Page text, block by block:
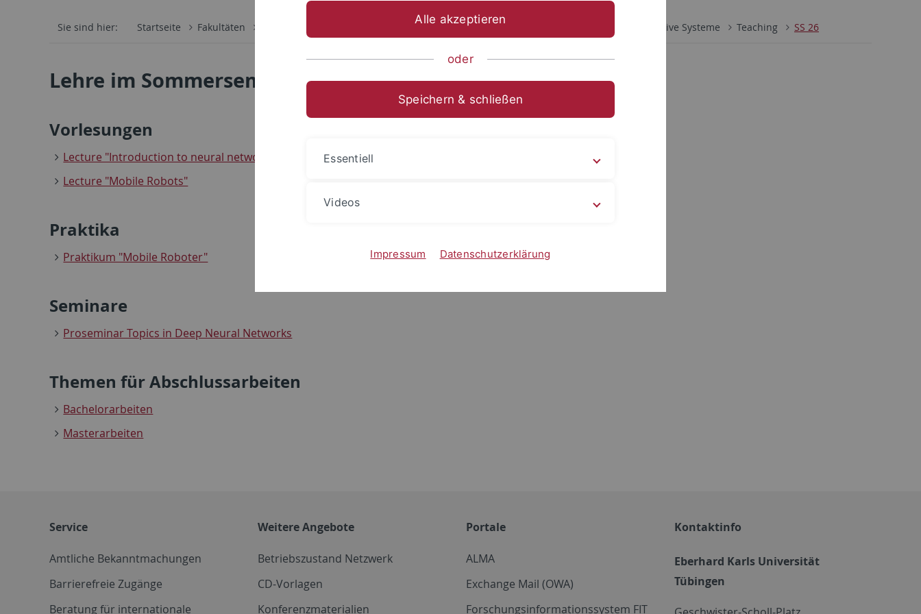
Sie sind hier: Startseite Fakultäten Mathematisch-Naturwissenschaftliche Fakultät Fachbereiche Kognitive Systeme Teaching SS 26
Lehre im Sommersemester 2026
Vorlesungen
Lecture "Introduction to neural networks"
Lecture "Mobile Robots"
Praktika
Praktikum "Mobile Roboter"
Seminare
Proseminar Topics in Deep Neural Networks
Themen für Abschlussarbeiten
Bachelorarbeiten
Masterarbeiten
Service
Amtliche Bekanntmachungen
Barrierefreie Zugänge
Beratung für internationale
Weitere Angebote
Betriebszustand Netzwerk
CD-Vorlagen
Konferenzmaterialien
Portale
ALMA
Exchange Mail (OWA)
Forschungsinformationssystem FIT
Kontaktinfo
Eberhard Karls Universität
Tübingen
Alle akzeptieren
oder
Speichern & schließen
Essentiell
Videos
Impressum Datenschutzerklärung